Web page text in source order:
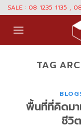
Skip
content
SALE : 08 1235 1135 ,
TAG
พื้นที่ที่คิดมา
ชีวิ